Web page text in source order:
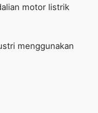
motor listrik
menggunakan